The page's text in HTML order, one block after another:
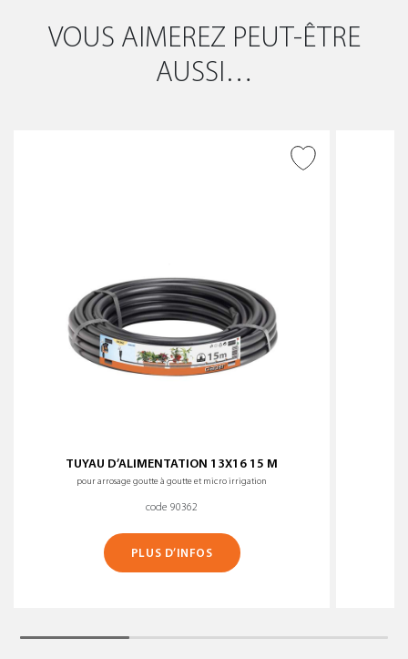
VOUS AIMEREZ PEUT-ÊTRE
AUSSI…
TUYAU D’ALIMENTATION 13X16 15 M
pour arrosage goutte à goutte et micro irrigation
code 90362
PLUS D’INFOS